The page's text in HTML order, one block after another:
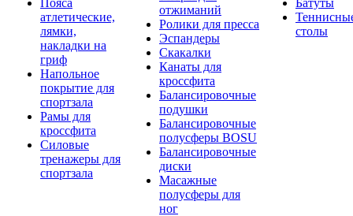
Пояса
атлетические,
лямки,
накладки на
гриф
Напольное
покрытие для
спортзала
Рамы для
кроссфита
Силовые
тренажеры для
спортзала
отжиманий
Ролики для пресса
Эспандеры
Скакалки
Канаты для
кроссфита
Балансировочные
подушки
Балансировочные
полусферы BOSU
Балансировочные
диски
Масажные
полусферы для
ног
Батуты
столы